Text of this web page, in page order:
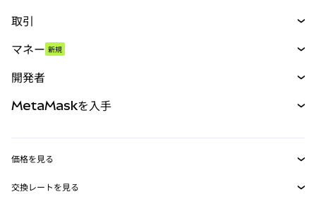
取引
パーペチュアル
RWA
マネー 新規
開発者
MetaMask Connect
MetaMaskを入手
価格を見る
イーサリアムの価格
交換レートを見る